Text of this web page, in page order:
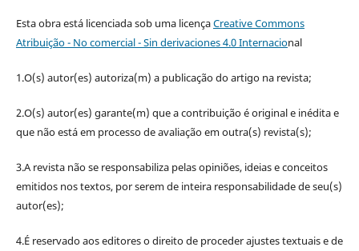
Esta obra está licenciada sob uma licençaCreative Commons
Atribuição - No comercial - Sin derivaciones 4.0 Internacional
1.O(s) autor(es) autoriza(m) a publicação do artigo na revista;
2.O(s) autor(es) garante(m) que a contribuição é original e inédita e
que não está em processo de avaliação em outra(s) revista(s);
3.A revista não se responsabiliza pelas opiniões, ideias e conceitos
emitidos nos textos, por serem de inteira responsabilidade de seu(s)
autor(es);
4.É reservado aos editores o direito de proceder ajustes textuais e de